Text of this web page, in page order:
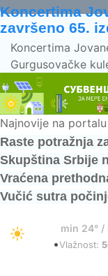
Koncertima
završeno 65.
Koncertima
Gurgusovačke
Najnovije na portalu
Raste potražnja
Skupština Srbije
Vraćena
Vučić sutra
min 24° /
•Vlažnost: